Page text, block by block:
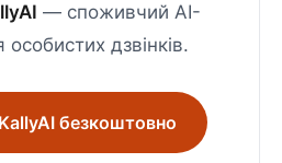
— споживчий AI-
дзвінків.
безкоштовно